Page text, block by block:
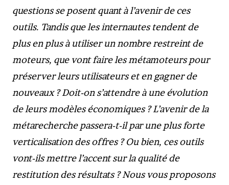
questions se posent quant à l’avenir de ces
outils. Tandis que les internautes tendent de
plus en plus à utiliser un nombre restreint de
moteurs, que vont faire les métamoteurs pour
préserver leurs utilisateurs et en gagner de
nouveaux ? Doit-on s’attendre à une évolution
de leurs modèles économiques ? L’avenir de la
métarecherche passera-t-il par une plus forte
verticalisation des offres ? Ou bien, ces outils
vont-ils mettre l’accent sur la qualité de
restitution des résultats ? Nous vous proposons